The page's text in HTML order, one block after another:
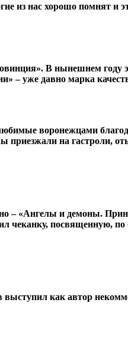
из нас хорошо помнят и
В нынешнем году
– уже давно марка
воронежцами
на гастроли,
– «Ангелы и демоны.
чеканку, посвященную,
как автор